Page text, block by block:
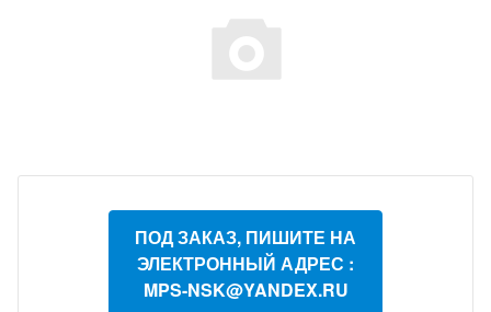
ПОД ЗАКАЗ, ПИШИТЕ НА
ЭЛЕКТРОННЫЙ АДРЕС :
MPS-NSK@YANDEX.RU